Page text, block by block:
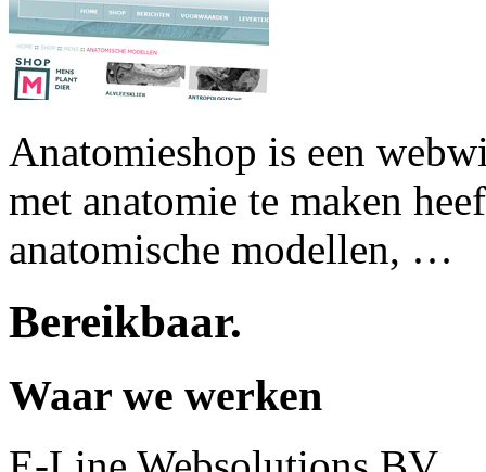
Anatomieshop is een
met anatomie te maken
anatomische modellen, …
Bereikbaar.
Waar we werken